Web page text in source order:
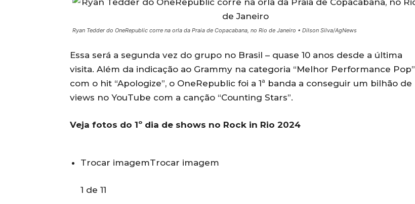
Ryan Tedder do OneRepublic corre na orla da Praia de Copacabana, no Rio de Janeiro • Dilson Silva/AgNews
Essa será a segunda vez do grupo no Brasil – quase 10 anos desde a última
visita. Além da indicação ao Grammy na categoria “Melhor Performance Pop”
com o hit “Apologize”, o OneRepublic foi a 1ª banda a conseguir um bilhão de
views no YouTube com a canção “Counting Stars”.
Veja fotos do 1º dia de shows no Rock in Rio 2024
Trocar imagemTrocar imagem
1 de 11